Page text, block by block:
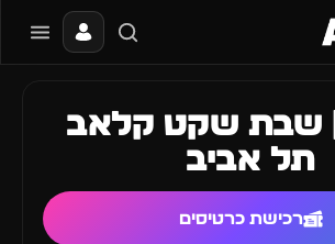
מועדונים ✈️חו״ל 🔥 בקרוב 📰31.10 | שבת שקט קלאב
תל אביב
רכישת כרטיסים